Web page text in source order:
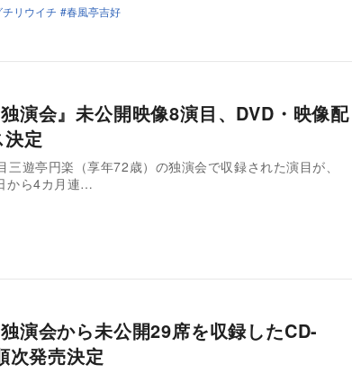
リウイチ 春風亭吉好
演会』未公開映像8演目、DVD・映像配
定
遊亭円楽（享年72歳）の独演会で収録された演目が、
から4カ月連…
演会から未公開29席を収録したCD-
次発売決定